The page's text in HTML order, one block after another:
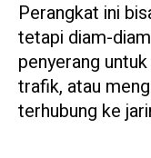
Perangkat ini
tetapi diam-
penyerang
trafik, atau
terhubung ke